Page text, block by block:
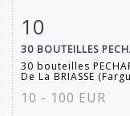
Item detail
10
30 BOUTEILLES
30 bouteilles
De La BRIASSE
10 - 100 EUR